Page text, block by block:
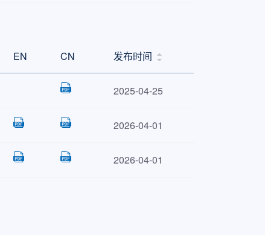
EN CN 发布时间
2025-04-25
2026-04-01
2026-04-01